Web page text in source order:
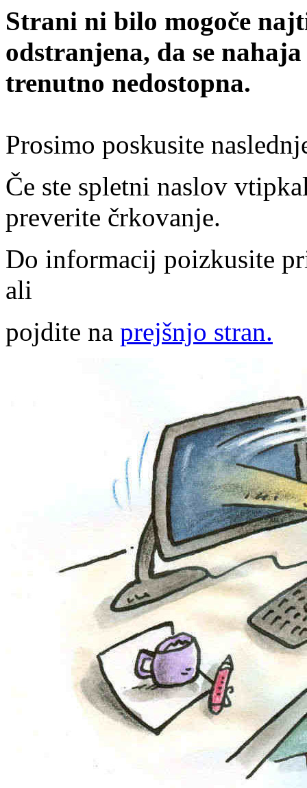
Strani ni bilo mogoče
odstranjena, da se
trenutno nedostopna.
Prosimo poskusite
Če ste spletni naslov
preverite črkovanje.
Do informacij poizkusite
ali
pojdite na prejšnjo stran.